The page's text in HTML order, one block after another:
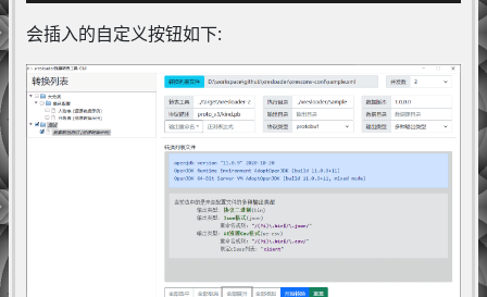
会插入的自定义按钮如下: